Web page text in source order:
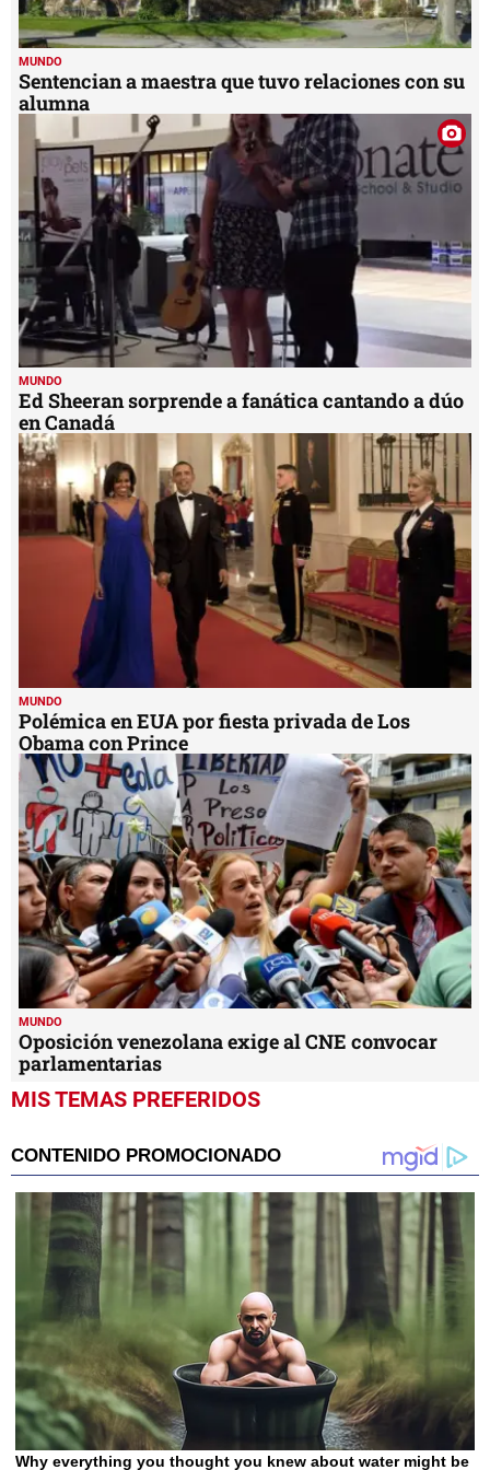
MUNDO
Sentencian a maestra que tuvo relaciones con su
alumna
MUNDO
Ed Sheeran sorprende a fanática cantando a dúo
en Canadá
MUNDO
Polémica en EUA por fiesta privada de Los
Obama con Prince
MUNDO
Oposición venezolana exige al CNE convocar
parlamentarias
MIS TEMAS PREFERIDOS